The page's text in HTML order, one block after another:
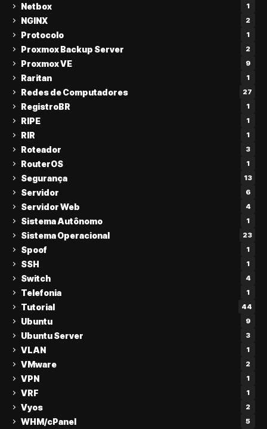
Netbox 1
NGINX 2
Protocolo 1
Proxmox Backup Server 2
Proxmox VE 9
Raritan 1
Redes de Computadores 27
RegistroBR 1
RIPE 1
RIR 1
Roteador 3
RouterOS 1
Segurança 13
Servidor 6
Servidor Web 4
Sistema Autônomo 1
Sistema Operacional 23
Spoof 1
SSH 1
Switch 4
Telefonia 1
Tutorial 44
Ubuntu 9
Ubuntu Server 3
VLAN 1
VMware 2
VPN 1
VRF 1
Vyos 2
WHM/cPanel 5